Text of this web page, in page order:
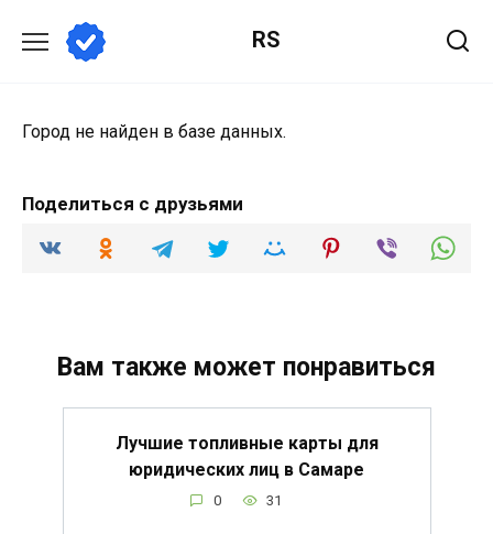
содержанию
RS
Город не найден в базе данных.
Поделиться с друзьями
Вам также может понравиться
Лучшие топливные карты для
юридических лиц в Самаре
0 31